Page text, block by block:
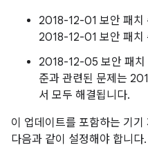
2018-12-01 보안 패치
2018-12-01 보안 패치
2018-12-05 보안 패치
준과 관련된 문제는
서 모두 해결됩니다.
이 업데이트를 포함하는 기
다음과 같이 설정해야 합니다.